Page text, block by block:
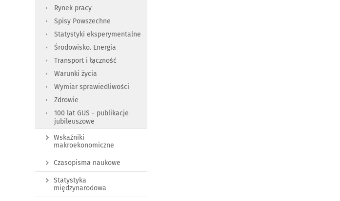
Rynek pracy
Spisy Powszechne
Statystyki eksperymentalne
Środowisko. Energia
Transport i łączność
Warunki życia
Wymiar sprawiedliwości
Zdrowie
100 lat GUS - publikacje
jubileuszowe
Wskaźniki
makroekonomiczne
Czasopisma naukowe
Statystyka
międzynarodowa